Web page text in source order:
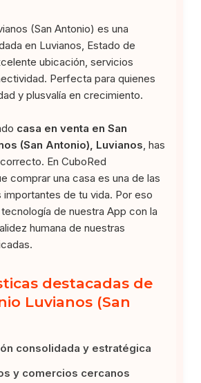
(San Antonio) es una
en Luvianos, Estado de
ubicación, servicios
Perfecta para quienes
y plusvalía en crecimiento.
casa en venta en San
(San Antonio), Luvianos , has
En CuboRed
comprar una casa es una de las
de tu vida. Por eso
de nuestra App con la
humana de nuestras
destacadas de
Luvianos (San
consolidada y estratégica
y comercios cercanos